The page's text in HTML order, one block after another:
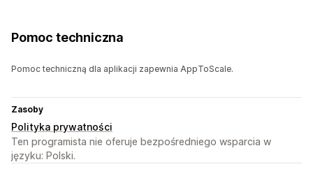
Pomoc techniczna
Pomoc techniczną dla aplikacji zapewnia AppToScale.
Zasoby
Polityka prywatności
Ten programista nie oferuje bezpośredniego wsparcia w
języku: Polski.